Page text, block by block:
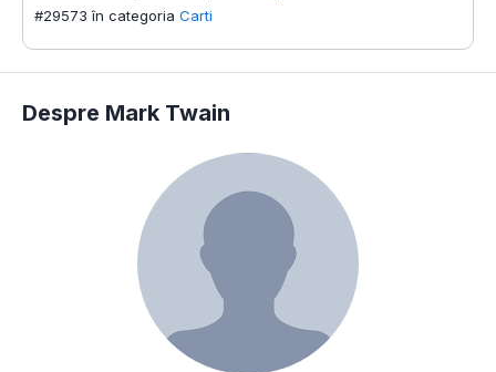
#29573 în categoria Carti
Despre Mark Twain